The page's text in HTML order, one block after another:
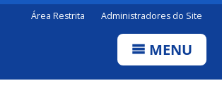
Área Restrita Administradores do Site
MENU